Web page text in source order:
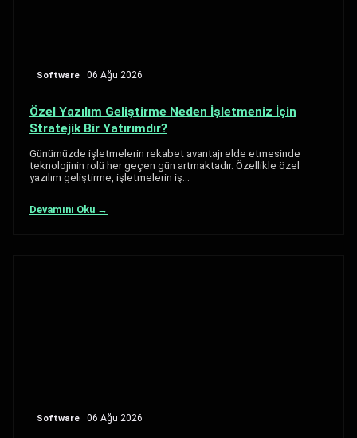
Software 06 Ağu 2026
Özel Yazılım Geliştirme Neden İşletmeniz İçin
Stratejik Bir Yatırımdır?
Günümüzde işletmelerin rekabet avantajı elde etmesinde
teknolojinin rolü her geçen gün artmaktadır. Özellikle özel
yazılım geliştirme, işletmelerin iş…
Devamını Oku →
Software 06 Ağu 2026